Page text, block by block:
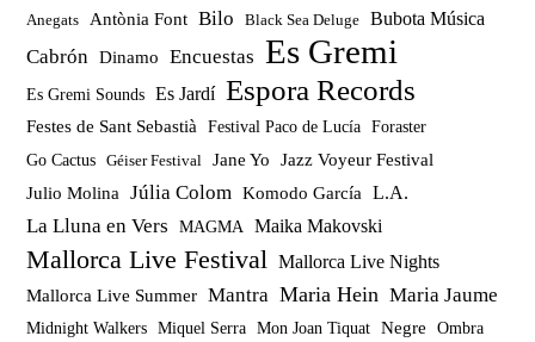
Anegats Antònia Font Bilo Black Sea Deluge Bubota Música
Cabrón Dinamo Encuestas Es Gremi
Es Gremi Sounds Es Jardí Espora Records
Festes de Sant Sebastià Festival Paco de Lucía Foraster
Go Cactus Géiser Festival Jane Yo
Jazz Voyeur Festival
Julio Molina
Júlia Colom Komodo García L.A.
La Lluna en Vers MAGMA Maika Makovski
Mallorca Live Festival Mallorca Live Nights
Mallorca Live Summer Mantra Maria Hein Maria Jaume
Midnight Walkers Miquel Serra Mon Joan Tiquat Negre Ombra